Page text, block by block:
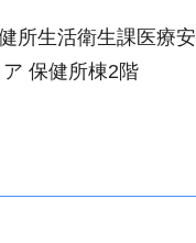
所生活衛生課医療
保健所棟2階